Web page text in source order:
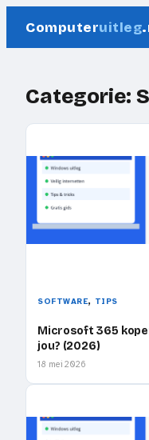
inhoud
Computeruitleg
Categorie:
SOFTWARE, TIPS
Microsoft 365
jou? (2026)
18 mei 2026